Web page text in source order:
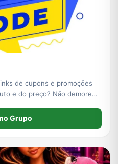
de cupons e promoções
Grupo